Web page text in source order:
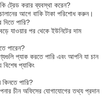
ট্রেড করার ব্যবস্থা করেন?
আগে বাকি টাকা পরিশোধ করুন।
পারি?
যাওয়ার পর থেকে ইউনিটের দাম
পারেন?
প্যাক করতে পারি এবং আপনি যা চান
প্যাকিং
পারি?
চীন অফিসের যোগাযোগের তথ্য প্রদান